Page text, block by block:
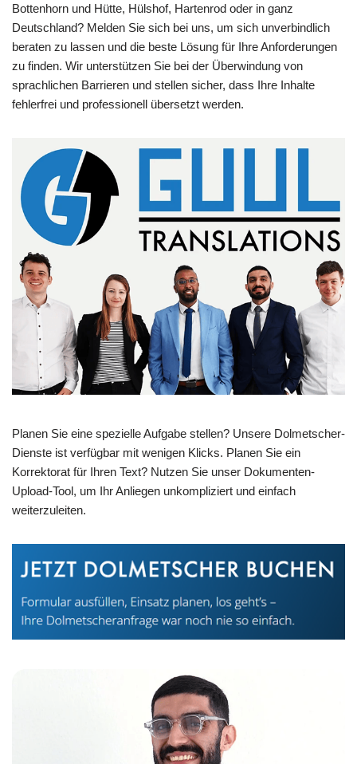
Bottenhorn und Hütte, Hülshof, Hartenrod oder in ganz
Deutschland? Melden Sie sich bei uns, um sich unverbindlich
beraten zu lassen und die beste Lösung für Ihre Anforderungen
zu finden. Wir unterstützen Sie bei der Überwindung von
sprachlichen Barrieren und stellen sicher, dass Ihre Inhalte
fehlerfrei und professionell übersetzt werden.
Planen Sie eine spezielle Aufgabe stellen? Unsere Dolmetscher-
Dienste ist verfügbar mit wenigen Klicks. Planen Sie ein
Korrektorat für Ihren Text? Nutzen Sie unser Dokumenten-
Upload-Tool, um Ihr Anliegen unkompliziert und einfach
weiterzuleiten.